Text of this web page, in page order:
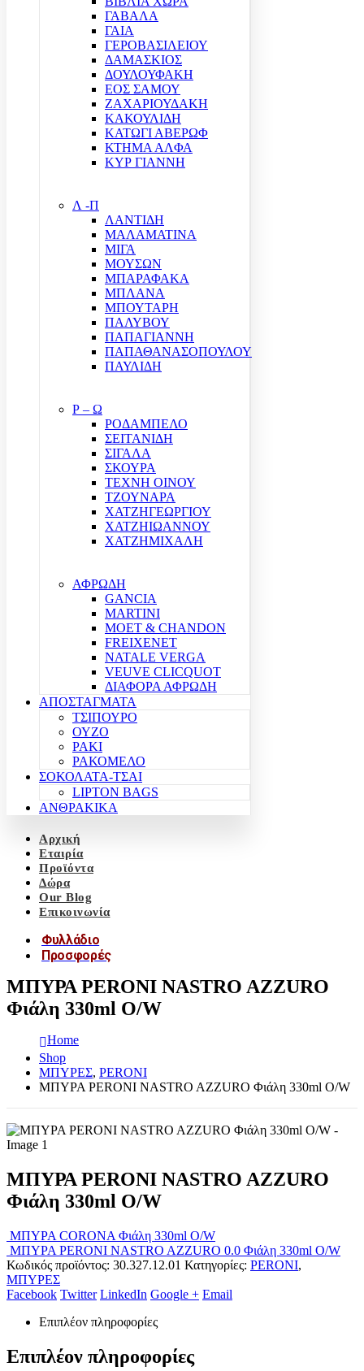
ΓΑΒΑΛΑ
ΓΑΙΑ
ΓΕΡΟΒΑΣΙΛΕΙΟΥ
ΔΑΜΑΣΚΙΟΣ
ΔΟΥΛΟΥΦΑΚΗ
ΕΟΣ ΣΑΜΟΥ
ΖΑΧΑΡΙΟΥΔΑΚΗ
ΚΑΚΟΥΛΙΔΗ
ΚΑΤΩΓΙ ΑΒΕΡΩΦ
ΚΤΗΜΑ ΑΛΦΑ
ΚΥΡ ΓΙΑΝΝΗ
Λ -Π
ΛΑΝΤΙΔΗ
ΜΑΛΑΜΑΤΙΝΑ
ΜΙΓΑ
ΜΟΥΣΩΝ
ΜΠΑΡΑΦΑΚΑ
ΜΠΛΑΝΑ
ΜΠΟΥΤΑΡΗ
ΠΑΛΥΒΟΥ
ΠΑΠΑΓΙΑΝΝΗ
ΠΑΠΑΘΑΝΑΣΟΠΟΥΛΟΥ
ΠΑΥΛΙΔΗ
Ρ – Ω
ΡΟΔΑΜΠΕΛΟ
ΣΕΙΤΑΝΙΔΗ
ΣΙΓΑΛΑ
ΣΚΟΥΡΑ
ΤΕΧΝΗ ΟΙΝΟΥ
ΤΖΟΥΝΑΡΑ
ΧΑΤΖΗΓΕΩΡΓΙΟΥ
ΧΑΤΖΗΙΩΑΝΝΟΥ
ΧΑΤΖΗΜΙΧΑΛΗ
ΑΦΡΩΔΗ
GANCIA
MARTINI
MOET & CHANDON
FREIXENET
NATALE VERGA
VEUVE CLICQUOT
ΔΙΑΦΟΡΑ ΑΦΡΩΔΗ
ΑΠΟΣΤΑΓΜΑΤΑ
ΤΣΙΠΟΥΡΟ
ΟΥΖΟ
ΡΑΚΙ
ΡΑΚΟΜΕΛΟ
ΣΟΚΟΛΑΤΑ-ΤΣΑΙ
LIPTON BAGS
ΑΝΘΡΑΚΙΚΑ
Αρχική
Εταιρία
Προϊόντα
Δώρα
Our Blog
Επικοινωνία
Φυλλάδιο
Προσφορές
ΜΠΥΡΑ PERONI NASTRO AZZURO
Φιάλη 330ml O/W
Home
Shop
ΜΠΥΡΕΣ, PERONI
ΜΠΥΡΑ PERONI NASTRO AZZURO Φιάλη 330ml O/W
ΜΠΥΡΑ PERONI NASTRO AZZURO
Φιάλη 330ml O/W
ΜΠΥΡΑ CORONA Φιάλη 330ml O/W
ΜΠΥΡΑ PERONI NASTRO AZZURO 0.0 Φιάλη 330ml O/W
Κωδικός προϊόντος: 30.327.12.01 Κατηγορίες: PERONI,
ΜΠΥΡΕΣ
Facebook Twitter LinkedIn Google + Email
Επιπλέον πληροφορίες
Επιπλέον πληροφορίες